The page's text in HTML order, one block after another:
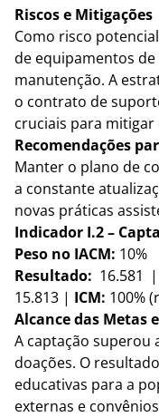
Riscos e Mitigações
Como risco
de equipamentos
manutenção. A
o contrato de
cruciais para mitigar
Recomendações
Manter o plano de
a constante
novas práticas
Indicador I.2 –
Peso no IACM: 10%
Resultado: 16.581 |
15.813 | ICM: 100%
Alcance das Metas
A captação superou
doações. O
educativas para a
externas e